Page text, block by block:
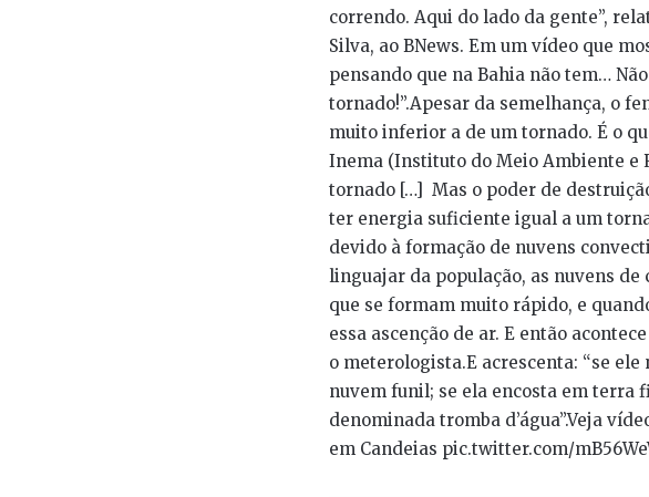
correndo. Aqui do lado da gente”,
Silva, ao BNews. Em um vídeo que
pensando que na Bahia não tem…
tornado!”.Apesar da semelhança, o
muito inferior a de um tornado. É o
Inema (Instituto do Meio Ambiente e
tornado […] Mas o poder de
ter energia suficiente igual a um
devido à formação de nuvens
linguajar da população, as nuvens
que se formam muito rápido, e
essa ascenção de ar. E então
o meterologista.E acrescenta: “se
nuvem funil; se ela encosta em terra
denominada tromba d’água”.Veja
em Candeias pic.twitter.com/